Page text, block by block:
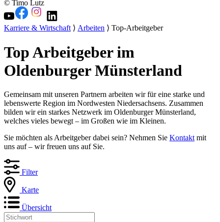
© Timo Lutz
Karriere & Wirtschaft⟩ Arbeiten ⟩ Top-Arbeitgeber
Top Arbeitgeber im
Oldenburger Münsterland
Gemeinsam mit unseren Partnern arbeiten wir für eine starke und
lebenswerte Region im Nordwesten Niedersachsens. Zusammen
bilden wir ein starkes Netzwerk im Oldenburger Münsterland,
welches vieles bewegt – im Großen wie im Kleinen.
Sie möchten als Arbeitgeber dabei sein? Nehmen Sie Kontakt mit
uns auf – wir freuen uns auf Sie.
Filter
Karte
Übersicht